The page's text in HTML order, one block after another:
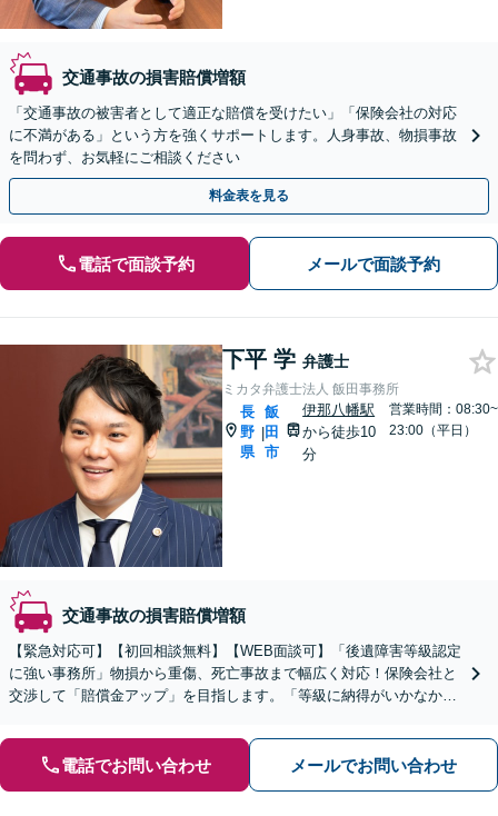
交通事故の損害賠償増額
「交通事故の被害者として適正な賠償を受けたい」「保険会社の対応
に不満がある」という方を強くサポートします。人身事故、物損事故
を問わず、お気軽にご相談ください
料金表を見る
電話で面談予約 メールで面談予約
下平 学 弁護士
ミカタ弁護士法人 飯田事務所
長
野
県
|
飯
田
市
伊那八幡駅
から徒歩10
分
営業時間：08:30~
23:00（平日）
交通事故の損害賠償増額
【緊急対応可】【初回相談無料】【WEB面談可】「後遺障害等級認定
に強い事務所」物損から重傷、死亡事故まで幅広く対応！保険会社と
交渉して「賠償金アップ」を目指します。「等級に納得がいかなかっ
電話でお問い合わせ メールでお問い合わせ